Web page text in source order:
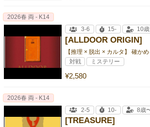
[ALLDOOR ORIGIN]
¥2,580
2026春 両 - K14
3-6
15- 10
対戦 ミステリー
[TREASURE]
2026春 両 - K14
2-5
10- 8歳